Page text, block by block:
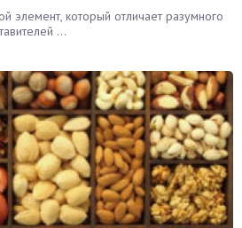
элемент, который отличает разумного
...